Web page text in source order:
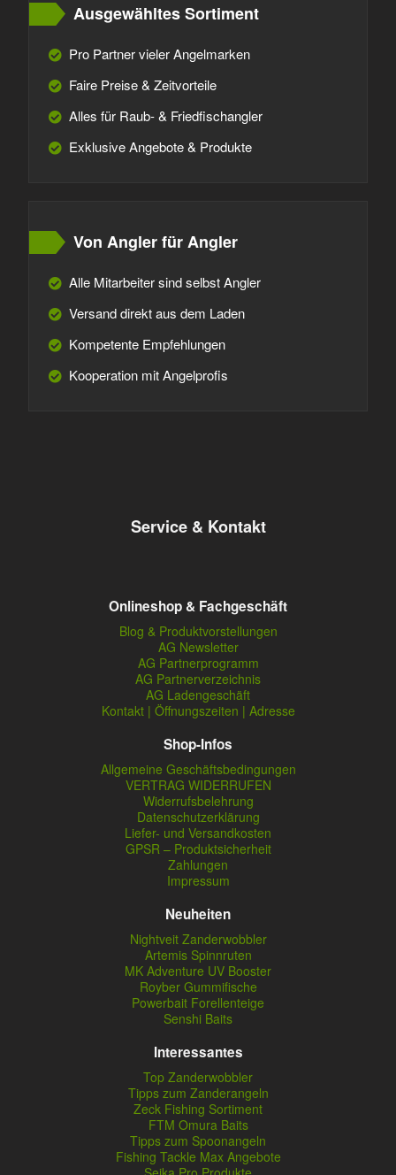
Ausgewähltes Sortiment
Pro Partner vieler Angelmarken
Faire Preise & Zeitvorteile
Alles für Raub- & Friedfischangler
Exklusive Angebote & Produkte
Von Angler für Angler
Alle Mitarbeiter sind selbst Angler
Versand direkt aus dem Laden
Kompetente Empfehlungen
Kooperation mit Angelprofis
Service & Kontakt
Onlineshop & Fachgeschäft
Blog & Produktvorstellungen
AG Newsletter
AG Partnerprogramm
AG Partnerverzeichnis
AG Ladengeschäft
Kontakt | Öffnungszeiten | Adresse
Shop-Infos
Allgemeine Geschäftsbedingungen
VERTRAG WIDERRUFEN
Widerrufsbelehrung
Datenschutzerklärung
Liefer- und Versandkosten
GPSR – Produktsicherheit
Zahlungen
Impressum
Neuheiten
Nightveit Zanderwobbler
Artemis Spinnruten
MK Adventure UV Booster
Royber Gummifische
Powerbait Forellenteige
Senshi Baits
Interessantes
Top Zanderwobbler
Tipps zum Zanderangeln
Zeck Fishing Sortiment
FTM Omura Baits
Tipps zum Spoonangeln
Fishing Tackle Max Angebote